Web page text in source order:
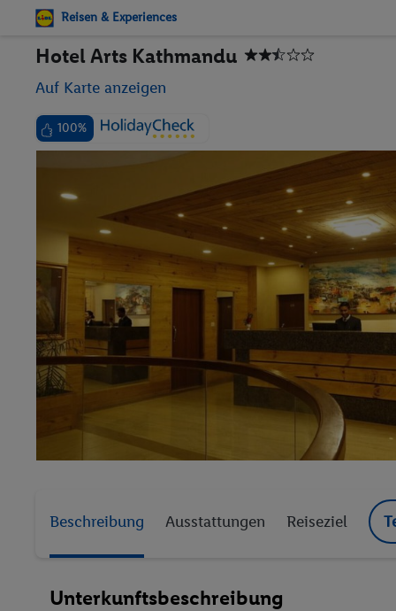
Reisen & Experiences
Hotel Arts Kathmandu
Auf Karte anzeigen
100%
Beschreibung Ausstattungen Reiseziel
Unterkunftsbeschreibung